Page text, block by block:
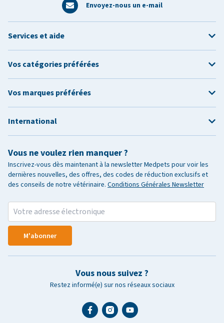
Envoyez-nous un e-mail
Vous ne voulez rien manquer ?
Inscrivez-vous dès maintenant à la newsletter Medpets pour voir les
dernières nouvelles, des offres, des codes de réduction exclusifs et
des conseils de notre vétérinaire. Conditions Générales Newsletter
M'abonner
Vous nous suivez ?
Restez informé(e) sur nos réseaux sociaux
Services et aide
Vos catégories préférées
Vos marques préférées
International